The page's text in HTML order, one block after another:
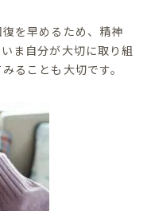
を早めるため、精神
ま自分が大切に取り組
ることも大切です。